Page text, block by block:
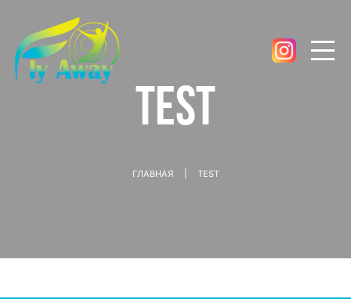
test
ГЛАВНАЯ TEST